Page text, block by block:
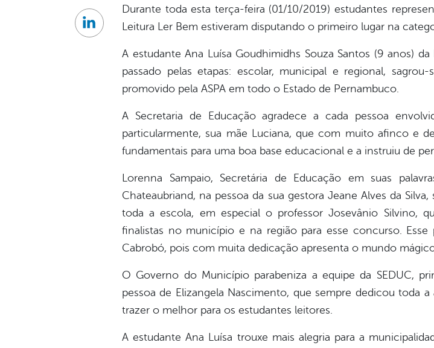
Durante toda esta terça-feira (01/10/2019) estudantes
Leitura Ler Bem estiveram disputando o primeiro lugar na
A estudante Ana Luísa Goudhimidhs Souza Santos (9 anos)
passado pelas etapas: escolar, municipal e regional,
promovido pela ASPA em todo o Estado de Pernambuco.
A Secretaria de Educação agradece a cada pessoa
particularmente, sua mãe Luciana, que com muito afinco e
fundamentais para uma boa base educacional e a instruiu de
Lorenna Sampaio, Secretária de Educação em suas
Chateaubriand, na pessoa da sua gestora Jeane Alves da
toda a escola, em especial o professor Josevânio Silvino,
finalistas no município e na região para esse concurso.
Cabrobó, pois com muita dedicação apresenta o mundo
O Governo do Município parabeniza a equipe da SEDUC,
pessoa de Elizangela Nascimento, que sempre dedicou toda
trazer o melhor para os estudantes leitores.
A estudante Ana Luísa trouxe mais alegria para a
Linkedin